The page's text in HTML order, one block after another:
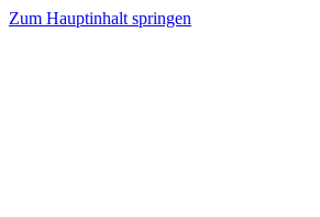
Zum Hauptinhalt springen